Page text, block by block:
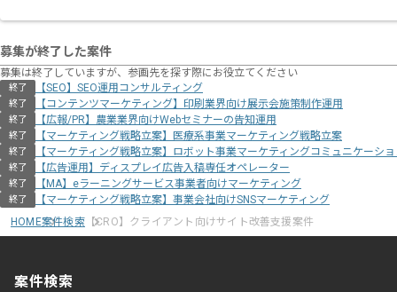
募集が終了した案件
募集は終了していますが、参画先を探す際にお役立てください
終了 【SEO】SEO運用コンサルティング
終了 【コンテンツマーケティング】印刷業界向け展示会施策制作運用
終了 【広報/PR】農業業界向けWebセミナーの告知運用
終了 【マーケティング戦略立案】医療系事業マーケティング戦略立案
終了 【マーケティング戦略立案】ロボット事業マーケティングコミュニケーシ
終了 【広告運用】ディスプレイ広告入稿専任オペレーター
終了 【MA】eラーニングサービス事業者向けマーケティング
終了
【マーケティング戦略立案】事業会社向けSNSマーケティング
HOME案件検索【CRO】クライアント向けサイト改善支援案件
案件検索